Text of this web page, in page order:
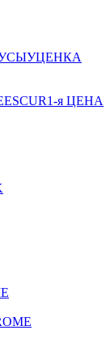
УЦЕНКА
ESCUR1-я ЦЕНА